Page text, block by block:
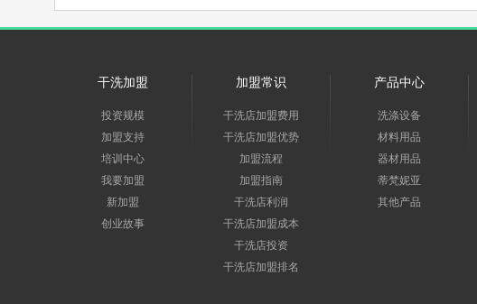
干洗加盟
投资规模
加盟支持
培训中心
我要加盟
新加盟
创业故事
加盟常识
干洗店加盟费用
干洗店加盟优势
加盟流程
加盟指南
干洗店利润
干洗店加盟成本
干洗店投资
干洗店加盟排名
产品中心
洗涤设备
材料用品
器材用品
蒂梵妮亚
其他产品